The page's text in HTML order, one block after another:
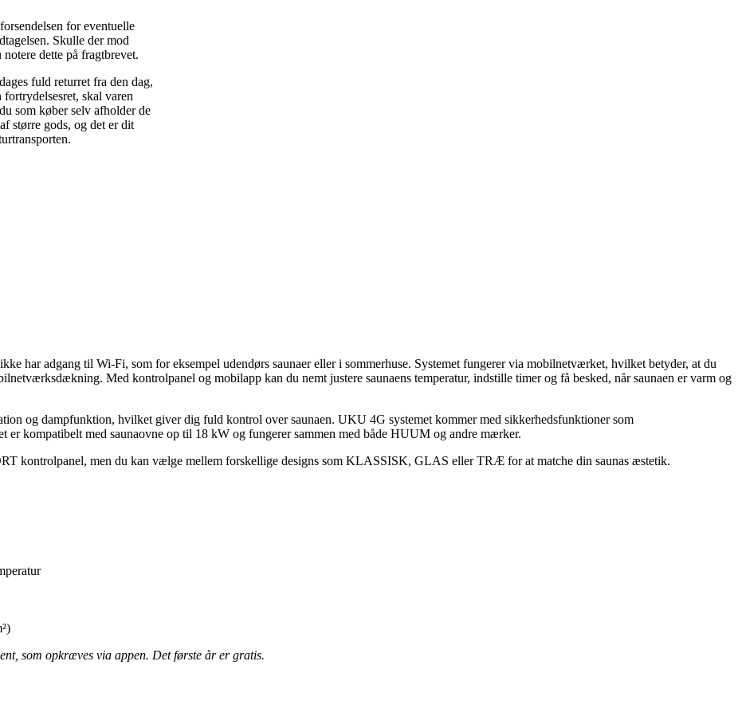
for eventuelle
Skulle der mod
dette på fragtbrevet.
fuld returret fra den dag,
skal varen
som køber selv afholder de
større gods, og det er dit
har adgang til Wi-Fi, som for eksempel udendørs saunaer eller i sommerhuse. Systemet fungerer via mobilnetværket, hvilket betyder, at du
Med kontrolpanel og mobilapp kan du nemt justere saunaens temperatur, indstille timer og få besked, når saunaen er varm og
og dampfunktion, hvilket giver dig fuld kontrol over saunaen. UKU 4G systemet kommer med sikkerhedsfunktioner som
er kompatibelt med saunaovne op til 18 kW og fungerer sammen med både HUUM og andre mærker.
kontrolpanel, men du kan vælge mellem forskellige designs som KLASSISK, GLAS eller TRÆ for at matche din saunas æstetik.
som opkræves via appen. Det første år er gratis.